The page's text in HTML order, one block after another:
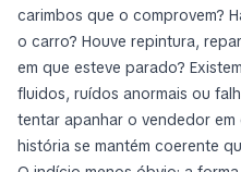
carimbos que o comprovem?
o carro? Houve repintura,
em que esteve parado?
fluidos, ruídos anormais ou
tentar apanhar o vendedor
história se mantém coerente